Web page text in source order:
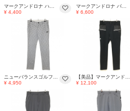
マークアンドロナ ハーフパンツ 白 ポケットスカル メンズ XXL ゴルフウェア MARK＆LONA
¥ 4,400
マークアンドロナ パンツ カーキ サイドパイピング メンズ 50(XL) ゴルフウェア MARK＆LONA
¥ 6,600
ニューバランスゴルフ パンツ 白×黒系 格子チェック シューズワッペン メンズ 4(M) ゴルフウェア New Balance
¥ 4,950
【美品】マークアンドロナ 異素材パンツ 黒×ダークブラウン 複数ポケット メンズ 50(XL) ゴルフウェア MARK＆LONA
¥ 12,100